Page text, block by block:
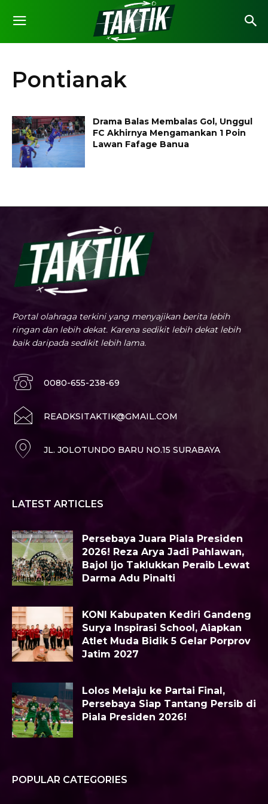
Pontianak
Drama Balas Membalas Gol, Unggul
FC Akhirnya Mengamankan 1 Poin
Lawan Fafage Banua
Portal olahraga terkini yang menyajikan berita lebih
ringan dan lebih dekat. Karena sedikit lebih dekat lebih
baik daripada sedikit lebih lama.
0080-655-238-69
READKSITAKTIK@GMAIL.COM
JL. JOLOTUNDO BARU NO.15 SURABAYA
LATEST ARTICLES
Persebaya Juara Piala Presiden
2026! Reza Arya Jadi Pahlawan,
Bajol Ijo Taklukkan Peraib Lewat
Darma Adu Pinalti
KONI Kabupaten Kediri Gandeng
Surya Inspirasi School, Aiapkan
Atlet Muda Bidik 5 Gelar Porprov
Jatim 2027
Lolos Melaju ke Partai Final,
Persebaya Siap Tantang Persib di
Piala Presiden 2026!
POPULAR CATEGORIES